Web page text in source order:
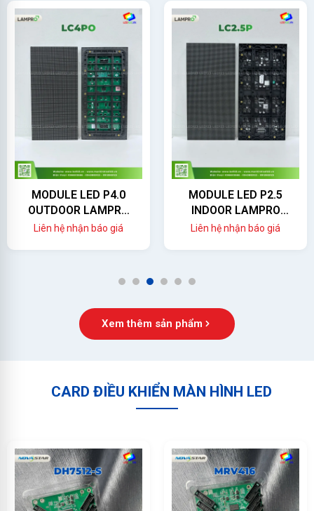
MODULE LED P4.0
OUTDOOR LAMPRO
(LC4.0PO)
Liên hệ nhận báo giá
MODULE LED P2.5
INDOOR LAMPRO
(LC2.5P)
Liên hệ nhận báo giá
1 2 3 4 5 6
Xem thêm sản phẩm
CARD ĐIỀU KHIỂN MÀN HÌNH LED